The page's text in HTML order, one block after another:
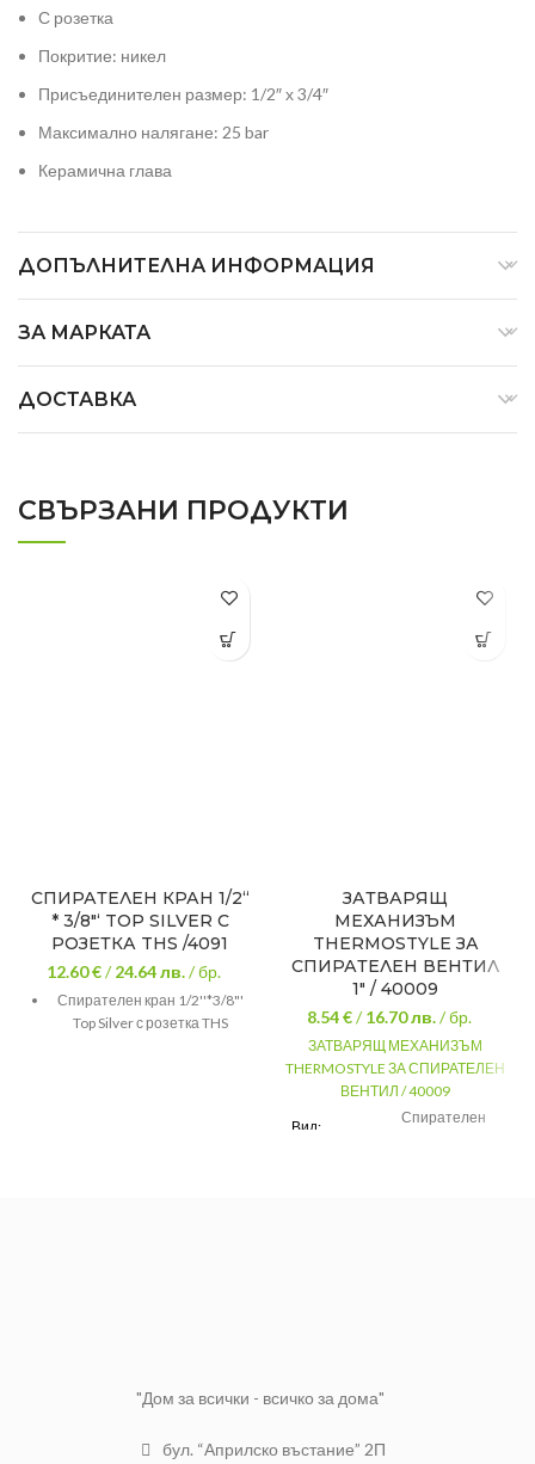
С розетка
Покритие: никел
Присъединителен размер: 1/2″ х 3/4″
Максимално налягане: 25 bar
Керамична глава
ДОПЪЛНИТЕЛНА ИНФОРМАЦИЯ
ЗА МАРКАТА
ДОСТАВКА
СВЪРЗАНИ ПРОДУКТИ
СПИРАТЕЛЕН КРАН 1/2“
* 3/8″‘ TOP SILVER С
РОЗЕТКА THS /4091
12.60 €/24.64лв./ бр.
Спирателен кран 1/2''*3/8"'
Top Silver с розетка THS
ЗАТВАРЯЩ
МЕХАНИЗЪМ
THERMOSTYLE ЗА
СПИРАТЕЛЕН ВЕНТИЛ
1″ / 40009
8.54 €/16.70лв./ бр.
ЗАТВАРЯЩ МЕХАНИЗЪМ
THERMOSTYLE ЗА СПИРАТЕЛЕН
ВЕНТИЛ / 40009
Вид:
Спирателен
"Дом за всички - всичко за дома"
бул. “Априлско въстание” 2П